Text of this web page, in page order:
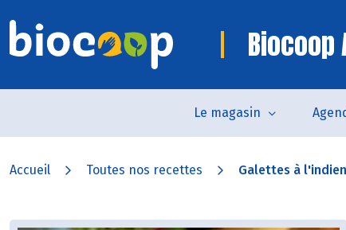
Biocoop
Le magasin
Accueil Toutes nos recettes Galettes à